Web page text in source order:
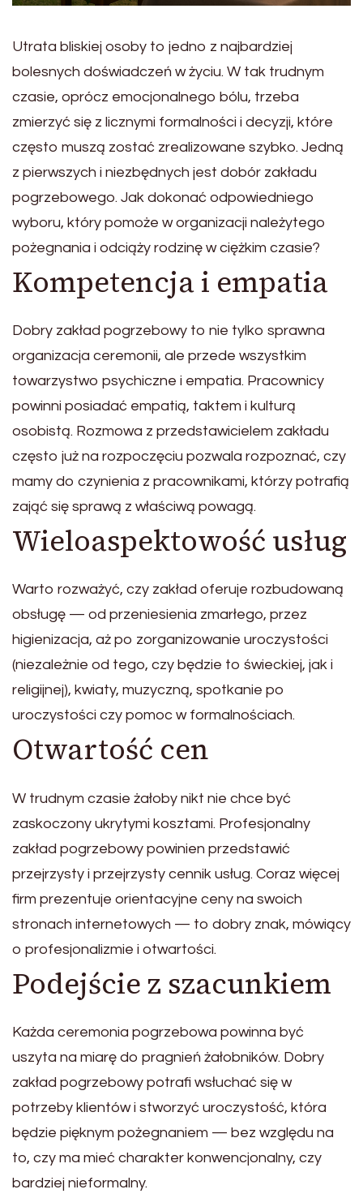
Utrata bliskiej osoby to jedno z najbardziej
bolesnych doświadczeń w życiu. W tak trudnym
czasie, oprócz emocjonalnego bólu, trzeba
zmierzyć się z licznymi formalności i decyzji, które
często muszą zostać zrealizowane szybko. Jedną
z pierwszych i niezbędnych jest dobór zakładu
pogrzebowego. Jak dokonać odpowiedniego
wyboru, który pomoże w organizacji należytego
pożegnania i odciąży rodzinę w ciężkim czasie?
Kompetencja i empatia
Dobry zakład pogrzebowy to nie tylko sprawna
organizacja ceremonii, ale przede wszystkim
towarzystwo psychiczne i empatia. Pracownicy
powinni posiadać empatią, taktem i kulturą
osobistą. Rozmowa z przedstawicielem zakładu
często już na rozpoczęciu pozwala rozpoznać, czy
mamy do czynienia z pracownikami, którzy potrafią
zająć się sprawą z właściwą powagą.
Wieloaspektowość usług
Warto rozważyć, czy zakład oferuje rozbudowaną
obsługę — od przeniesienia zmarłego, przez
higienizacja, aż po zorganizowanie uroczystości
(niezależnie od tego, czy będzie to świeckiej, jak i
religijnej), kwiaty, muzyczną, spotkanie po
uroczystości czy pomoc w formalnościach.
Otwartość cen
W trudnym czasie żałoby nikt nie chce być
zaskoczony ukrytymi kosztami. Profesjonalny
zakład pogrzebowy powinien przedstawić
przejrzysty i przejrzysty cennik usług. Coraz więcej
firm prezentuje orientacyjne ceny na swoich
stronach internetowych — to dobry znak, mówiący
o profesjonalizmie i otwartości.
Podejście z szacunkiem
Każda ceremonia pogrzebowa powinna być
uszyta na miarę do pragnień żałobników. Dobry
zakład pogrzebowy potrafi wsłuchać się w
potrzeby klientów i stworzyć uroczystość, która
będzie pięknym pożegnaniem — bez względu na
to, czy ma mieć charakter konwencjonalny, czy
bardziej nieformalny.